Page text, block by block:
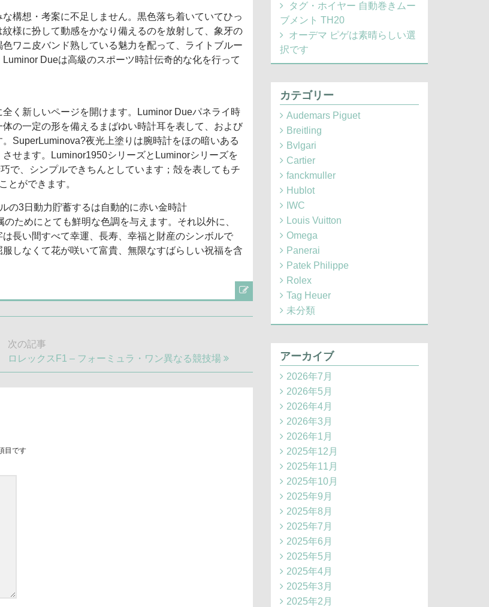
構想・考案に不足しません。黒色落ち着いていてひっ
様に扮して動感をかなり備えるのを放射して、象牙の
ワニ皮バンド熟している魅力を配って、ライトブルー
Dueは高級のスポーツ時計伝奇的な化を行って
く新しいページを開けます。Luminor Dueパネライ時
の一定の形を備えるまばゆい時計耳を表して、および
SuperLuminova?夜光上塗りは腕時計をほの暗いある
せます。Luminor1950シリーズとLuminorシリーズを
で、シンプルできちんとしています；殻を表してもチ
とができます。
の3日動力貯蓄するは自動的に赤い金時計
ためにとても鮮明な色調を与えます。それ以外に、
長い間すべて幸運、長寿、幸福と財産のシンボルで
しなくて花が咲いて富貴、無限なすばらしい祝福を含
次の記事
次
の
記
ロレックスF1 – フォーミュラ・ワン異なる競技場
目です
タグ・ホイヤー 自動巻きムー
ブメント TH20
オーデマ ピゲは素晴らしい選
択です
カテゴリー
Audemars Piguet
Breitling
Bvlgari
Cartier
fanckmuller
Hublot
IWC
Louis Vuitton
Omega
Panerai
Patek Philippe
Rolex
Tag Heuer
未分類
アーカイブ
2026年7月
2026年5月
2026年4月
2026年3月
2026年1月
2025年12月
2025年11月
2025年10月
2025年9月
2025年8月
2025年7月
2025年6月
2025年5月
2025年4月
2025年3月
2025年2月